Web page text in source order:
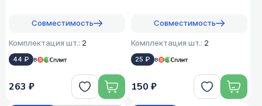
Совместимость
Комплектация шт.: 2
44 ₽ в
263 ₽
Совместимость
Комплектация шт.: 2
25 ₽ в
150 ₽